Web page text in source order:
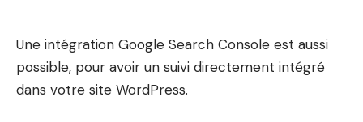
Une intégration Google Search Console est aussi
possible, pour avoir un suivi directement intégré
dans votre site WordPress.